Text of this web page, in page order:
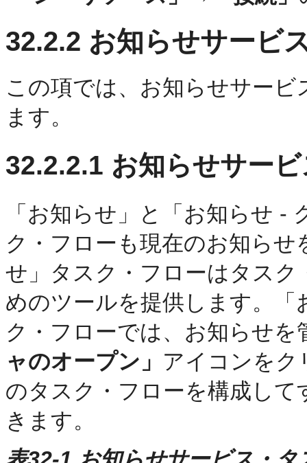
32.2.2 お知らせサービ
この項では、お知らせサー
ます。
32.2.2.1 お知らせサー
「お知らせ」と「お知らせ -
ク・フローも現在のお知ら
せ」タスク・フローはタス
めのツールを提供します。
ク・フローでは、お知らせを
ャのオープン」 アイコンをク
のタスク・フローを構成し
きます。